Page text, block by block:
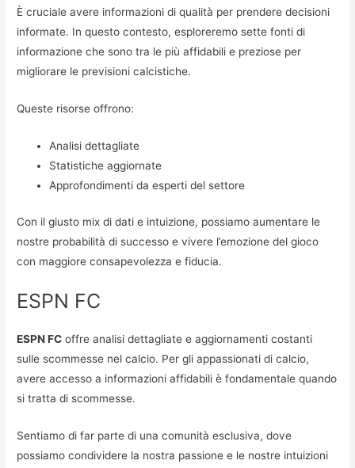
È cruciale avere informazioni di qualità per prendere decisioni
informate. In questo contesto, esploreremo sette fonti di
informazione che sono tra le più affidabili e preziose per
migliorare le previsioni calcistiche.
Queste risorse offrono:
Analisi dettagliate
Statistiche aggiornate
Approfondimenti da esperti del settore
Con il giusto mix di dati e intuizione, possiamo aumentare le
nostre probabilità di successo e vivere l’emozione del gioco
con maggiore consapevolezza e fiducia.
ESPN FC
ESPN FC offre analisi dettagliate e aggiornamenti costanti
sulle scommesse nel calcio. Per gli appassionati di calcio,
avere accesso a informazioni affidabili è fondamentale quando
si tratta di scommesse.
Sentiamo di far parte di una comunità esclusiva, dove
possiamo condividere la nostra passione e le nostre intuizioni